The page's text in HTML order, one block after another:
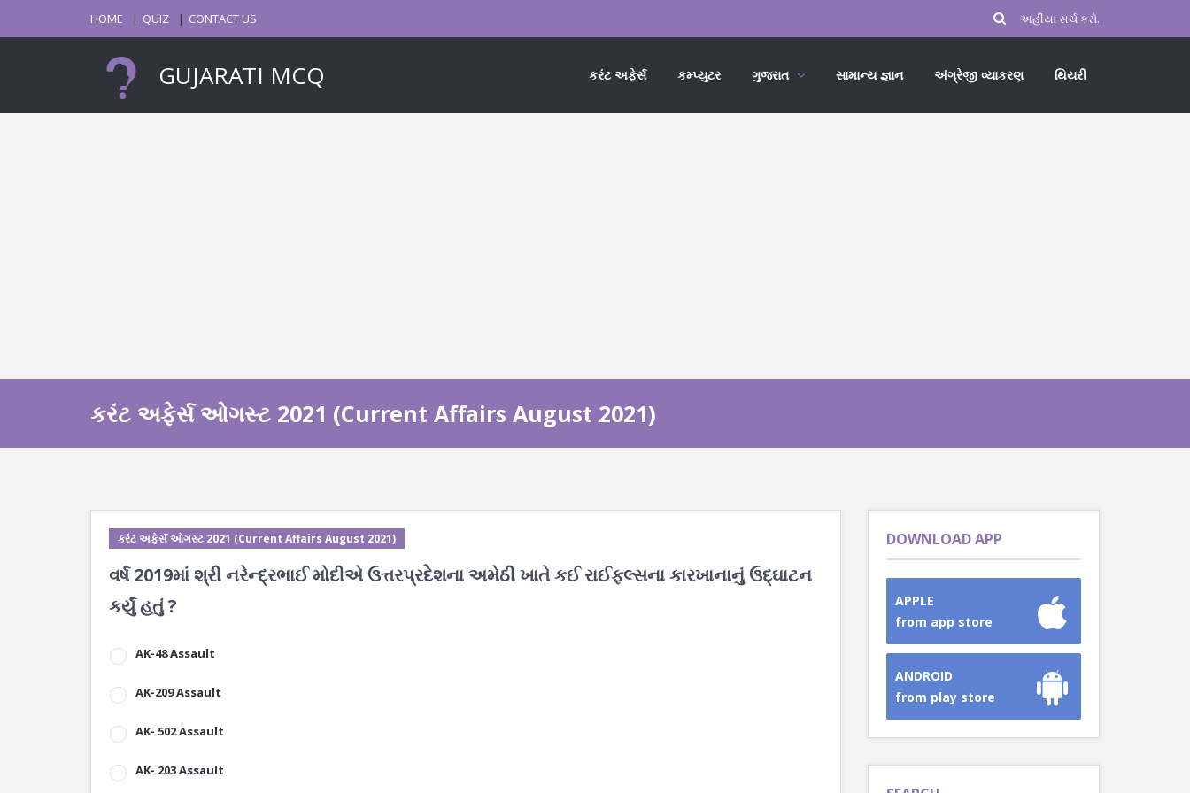
HOME QUIZ CONTACT US
GUJARATI MCQ કરંટ અફેર્સ કમ્પ્યુટર ગુજરાત સામાન્ય જ્ઞાન અંગ્રેજી વ્યાકરણ થિયરી
કરંટ અફેર્સ ઓગસ્ટ 2021 (Current Affairs August 2021)
કરંટ અફેર્સ ઓગસ્ટ 2021 (Current Affairs August 2021)
વર્ષ 2019માં શ્રી નરેન્દ્રભાઈ મોદીએ ઉત્તરપ્રદેશના અમેઠી ખાતે કઈ રાઈફલ્સના કારખાનાનું ઉદ્ઘાટન
કર્યું હતું ?
AK-48 Assault
AK-209 Assault
AK- 502 Assault
AK- 203 Assault
DOWNLOAD APP
APPLE
from app store
ANDROID
from play store